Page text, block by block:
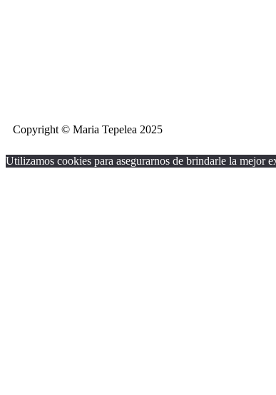
Copyright © Maria Tepelea 2025
Utilizamos cookies para asegurarnos de brindarle la mejor